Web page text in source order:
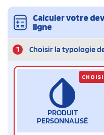
Calculer votre
ligne
1 Choisir la typologie
PRODUIT
PERSONNALISÉ
CHOISI